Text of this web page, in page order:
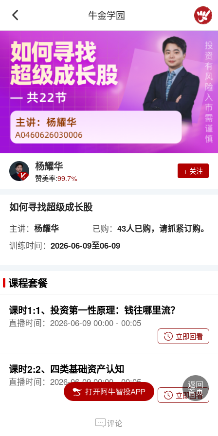
牛金学园
杨耀华
赞美率:99.7%
+ 关注
如何寻找超级成长股
主讲：杨耀华 已购： 43人已购，请抓紧订购。
训练时间：2026-06-09至06-09
课程套餐
课时1:1、投资第一性原理：钱往哪里流？
直播时间：2026-06-09 00:00 - 00:05
立即回看
课时2:2、四类基础资产认知
直播时间：2026-06-09 00:00 - 00:05
立即回看
课时3:3、标准普尔家庭资产配置
评论